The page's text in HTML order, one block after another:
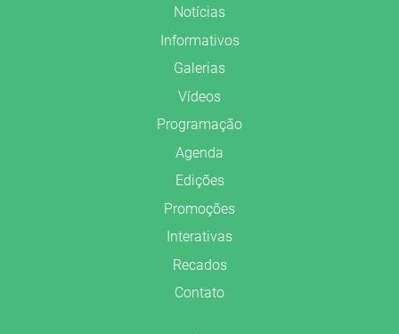
Notícias
Informativos
Galerias
Vídeos
Programação
Agenda
Edições
Promoções
Interativas
Recados
Contato